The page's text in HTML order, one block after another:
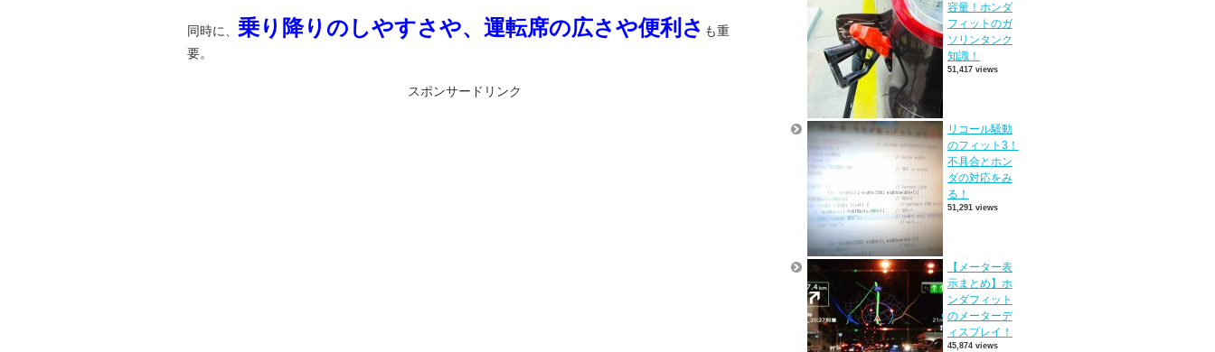
同時に、 乗り降りのしやすさや、運転席の広さや便利さ も重
要。
スポンサードリンク
容量！ホンダ
フィットのガ
ソリンタンク
知識！
51,417 views
リコール騒動
のフィット3！
不具合とホン
ダの対応をみ
る！
51,291 views
【メーター表
示まとめ】ホ
ンダフィット
のメーターデ
ィスプレイ！
45,874 views